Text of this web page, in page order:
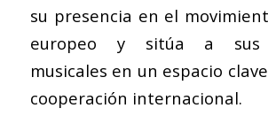
su presencia en el
europeo y sitúa a sus
musicales en un espacio
cooperación internacional.